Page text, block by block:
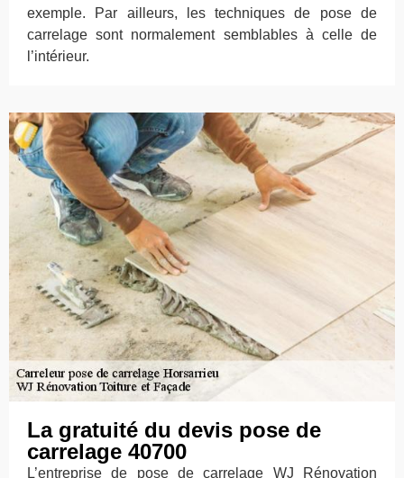
exemple. Par ailleurs, les techniques de pose de
carrelage sont normalement semblables à celle de
l’intérieur.
La gratuité du devis pose de
carrelage 40700
L’entreprise de pose de carrelage WJ Rénovation